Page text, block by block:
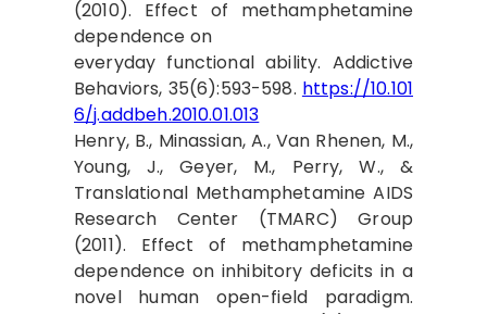
(2010). Effect of methamphetamine
dependence on
everyday functional ability. Addictive
Behaviors, 35(6):593-598. https://10.101
6/j.addbeh.2010.01.013
Henry, B., Minassian, A., Van Rhenen, M.,
Young, J., Geyer, M., Perry, W., &
Translational Methamphetamine AIDS
Research Center (TMARC) Group
(2011). Effect of methamphetamine
dependence on inhibitory deficits in a
novel human open-field paradigm.